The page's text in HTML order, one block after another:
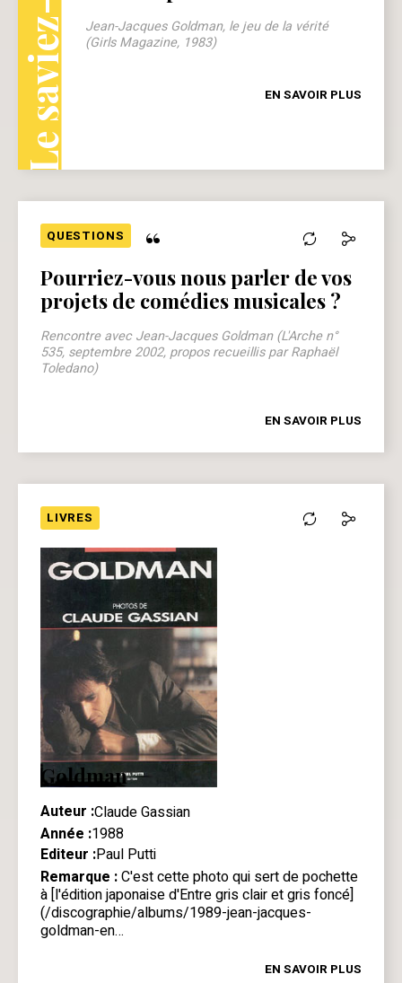
Jean-Jacques Goldman, le jeu de la vérité
(Girls Magazine, 1983)
EN SAVOIR PLUS
QUESTIONS “
Pourriez-vous nous parler de vos
projets de comédies musicales ?
Rencontre avec Jean-Jacques Goldman (L'Arche n°
535, septembre 2002, propos recueillis par Raphaël
Toledano)
EN SAVOIR PLUS
LIVRES
Goldman
Auteur :Claude Gassian
Année :1988
Editeur :Paul Putti
Remarque :C'est cette photo qui sert de pochette
à [l'édition japonaise d'Entre gris clair et gris foncé]
(/discographie/albums/1989-jean-jacques-
goldman-en…
EN SAVOIR PLUS